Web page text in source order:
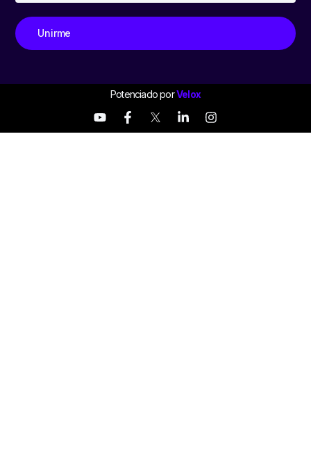
Unirme
Potenciado porVelox